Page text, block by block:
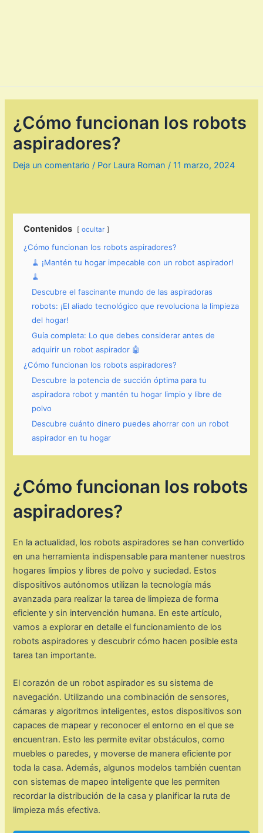
¿Cómo funcionan los robots
aspiradores?
Deja un comentario / Por Laura Roman/11 marzo, 2024
Contenidos ocultar
¿Cómo funcionan los robots aspiradores?
🧹 ¡Mantén tu hogar impecable con un robot aspirador!
🧹
Descubre el fascinante mundo de las aspiradoras
robots: ¡El aliado tecnológico que revoluciona la limpieza
del hogar!
Guía completa: Lo que debes considerar antes de
adquirir un robot aspirador 🤖
¿Cómo funcionan los robots aspiradores?
Descubre la potencia de succión óptima para tu
aspiradora robot y mantén tu hogar limpio y libre de
polvo
Descubre cuánto dinero puedes ahorrar con un robot
aspirador en tu hogar
¿Cómo funcionan los robots
aspiradores?
En la actualidad, los robots aspiradores se han convertido
en una herramienta indispensable para mantener nuestros
hogares limpios y libres de polvo y suciedad. Estos
dispositivos autónomos utilizan la tecnología más
avanzada para realizar la tarea de limpieza de forma
eficiente y sin intervención humana. En este artículo,
vamos a explorar en detalle el funcionamiento de los
robots aspiradores y descubrir cómo hacen posible esta
tarea tan importante.
El corazón de un robot aspirador es su sistema de
navegación. Utilizando una combinación de sensores,
cámaras y algoritmos inteligentes, estos dispositivos son
capaces de mapear y reconocer el entorno en el que se
encuentran. Esto les permite evitar obstáculos, como
muebles o paredes, y moverse de manera eficiente por
toda la casa. Además, algunos modelos también cuentan
con sistemas de mapeo inteligente que les permiten
recordar la distribución de la casa y planificar la ruta de
limpieza más efectiva.